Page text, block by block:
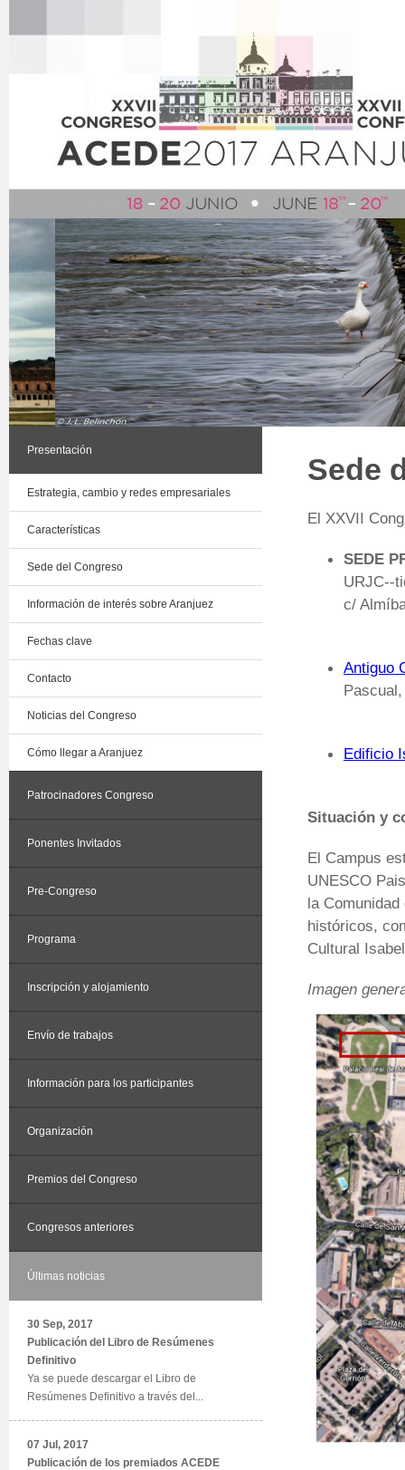
Presentación
Estrategia, cambio y redes empresariales
Características
Sede del Congreso
Información de interés sobre Aranjuez
Fechas clave
Contacto
Noticias del Congreso
Cómo llegar a Aranjuez
Patrocinadores Congreso
Ponentes Invitados
Pre-Congreso
Programa
Inscripción y alojamiento
Envío de trabajos
Información para los participantes
Organización
Premios del Congreso
Congresos anteriores
Últimas noticias
30 Sep, 2017
Publicación del Libro de Resúmenes
Definitivo
Ya se puede descargar el Libro de
Resúmenes Definitivo a través del...
07 Jul, 2017
Publicación de los premiados ACEDE
Sede
El XXVII
SEDE
URJC--
c/
Antiguo
Edificio
Situación y
El Campus
UNESCO
la
históricos,
Cultural
Imagen